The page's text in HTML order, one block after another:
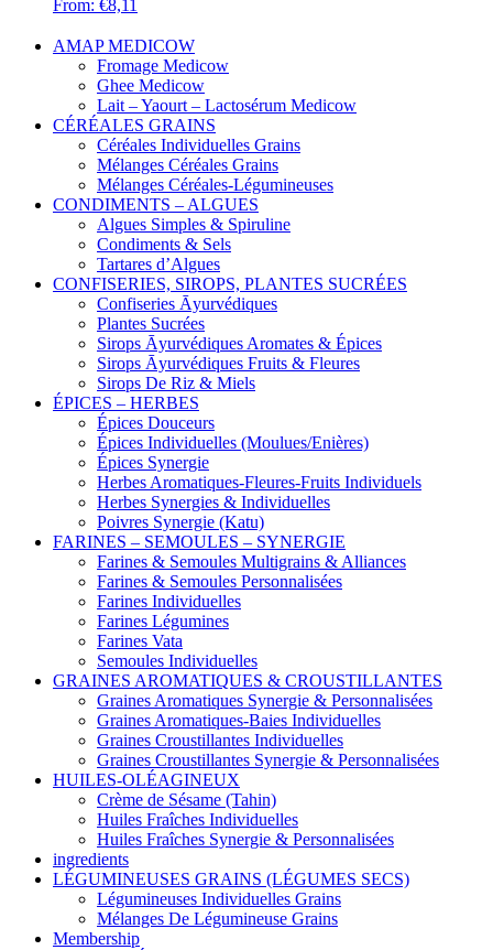
From: €8,11
AMAP MEDICOW
Fromage Medicow
Ghee Medicow
Lait – Yaourt – Lactosérum Medicow
CÉRÉALES GRAINS
Céréales Individuelles Grains
Mélanges Céréales Grains
Mélanges Céréales-Légumineuses
CONDIMENTS – ALGUES
Algues Simples & Spiruline
Condiments & Sels
Tartares d’Algues
CONFISERIES, SIROPS, PLANTES SUCRÉES
Confiseries Āyurvédiques
Plantes Sucrées
Sirops Āyurvédiques Aromates & Épices
Sirops Āyurvédiques Fruits & Fleures
Sirops De Riz & Miels
ÉPICES – HERBES
Épices Douceurs
Épices Individuelles (Moulues/Enières)
Épices Synergie
Herbes Aromatiques-Fleures-Fruits Individuels
Herbes Synergies & Individuelles
Poivres Synergie (Katu)
FARINES – SEMOULES – SYNERGIE
Farines & Semoules Multigrains & Alliances
Farines & Semoules Personnalisées
Farines Individuelles
Farines Légumines
Farines Vata
Semoules Individuelles
GRAINES AROMATIQUES & CROUSTILLANTES
Graines Aromatiques Synergie & Personnalisées
Graines Aromatiques-Baies Individuelles
Graines Croustillantes Individuelles
Graines Croustillantes Synergie & Personnalisées
HUILES-OLÉAGINEUX
Crème de Sésame (Tahin)
Huiles Fraîches Individuelles
Huiles Fraîches Synergie & Personnalisées
ingredients
LÉGUMINEUSES GRAINS (LÉGUMES SECS)
Légumineuses Individuelles Grains
Mélanges De Légumineuse Grains
Membership